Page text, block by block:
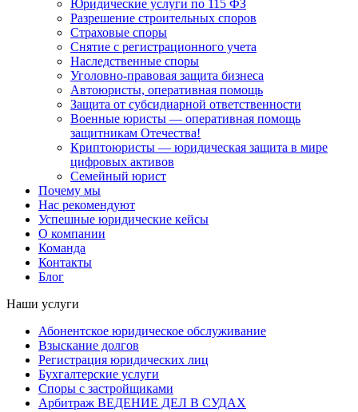
Юридические услуги по 115 ФЗ
Разрешение строительных споров
Страховые споры
Снятие с регистрационного учета
Наследственные споры
Уголовно-правовая защита бизнеса
Автоюристы, оперативная помощь
Защита от субсидиарной ответственности
Военные юристы — оперативная помощь
защитникам Отечества!
Криптоюристы — юридическая защита в мире
цифровых активов
Семейный юрист
Почему мы
Нас рекомендуют
Успешные юридические кейсы
О компании
Команда
Контакты
Блог
Наши услуги
Абонентское юридическое обслуживание
Взыскание долгов
Регистрация юридических лиц
Бухгалтерские услуги
Споры с застройщиками
Арбитраж ВЕДЕНИЕ ДЕЛ В СУДАХ